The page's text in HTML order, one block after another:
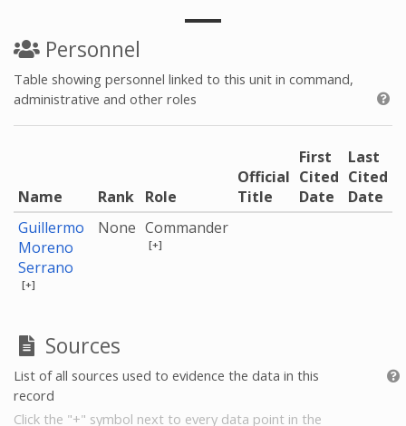
Personnel
Table showing personnel linked to this unit in command,
administrative and other roles
Name Rank Role
Official
Title
First
Cited
Date
Last
Cited
Date
Guillermo
Moreno
Serrano
[+]
None Commander
[+]
Sources
List of all sources used to evidence the data in this
record
Click the "+" symbol next to every data point in the